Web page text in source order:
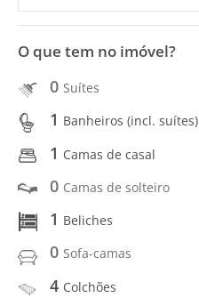
O que tem no imóvel?
0 Suítes
1 Banheiros (incl. suítes)
1 Camas de casal
0 Camas de solteiro
1 Beliches
0 Sofa-camas
4 Colchões